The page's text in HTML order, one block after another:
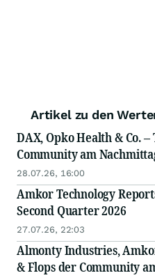
Artikel zu den
DAX, Opko Health & Co. –
Community am
28.07.26, 16:00
Amkor Technology
Second Quarter 2026
27.07.26, 22:03
Almonty Industries,
& Flops der Community